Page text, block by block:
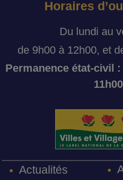
Horaires
Du lundi au
de 9h00 à 12h00, et
Permanence état-civil
11h00
Actualités